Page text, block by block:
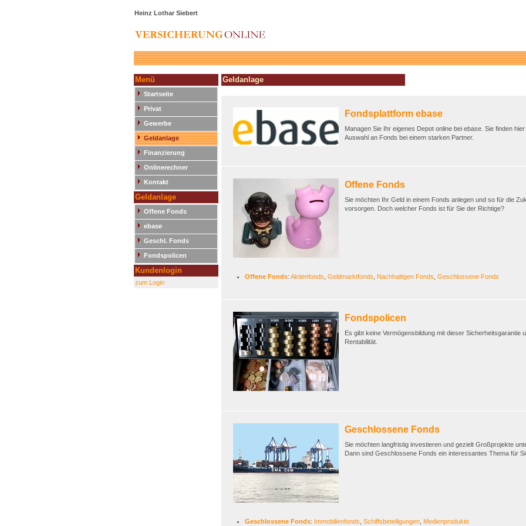
Heinz Lothar Siebert
Menü
Startseite
Privat
Gewerbe
Geldanlage
Finanzierung
Onlinerechner
Kontakt
Geldanlage
Offene Fonds
ebase
Geschl. Fonds
Fondspolicen
Kundenlogin
zum Login
Geldanlage
Fondsplattform ebase
Managen Sie Ihr eigenes Depot online bei ebase. Sie finden
Auswahl an Fonds bei einem starken Partner.
Offene Fonds
Sie möchten Ihr Geld in einem Fonds anlegen und so für die
vorsorgen. Doch welcher Fonds ist für Sie der Richtige?
Offene Fonds: Aktienfonds Geldmarktfonds Nachhaltigen Fonds Geschlossene Fonds
Fondspolicen
Es gibt keine Vermögensbildung mit dieser Sicherheitsgarantie
Rentabilität.
Geschlossene Fonds
Sie möchten langfristig investieren und gezielt Großprojekte
Dann sind Geschlossene Fonds ein interessantes Thema für
Geschlossene Fonds: Immobilienfonds Schiffsbeteiligungen Medienprodukte